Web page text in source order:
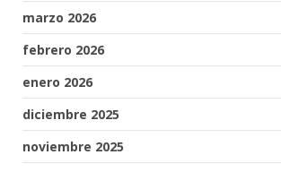
marzo 2026
febrero 2026
enero 2026
diciembre 2025
noviembre 2025